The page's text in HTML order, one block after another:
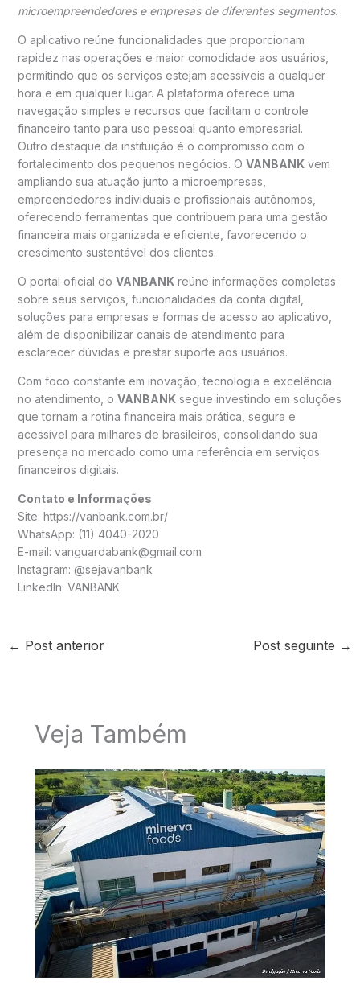
microempreendedores e empresas de diferentes segmentos.
O aplicativo reúne funcionalidades que proporcionam
rapidez nas operações e maior comodidade aos usuários,
permitindo que os serviços estejam acessíveis a qualquer
hora e em qualquer lugar. A plataforma oferece uma
navegação simples e recursos que facilitam o controle
financeiro tanto para uso pessoal quanto empresarial.
Outro destaque da instituição é o compromisso com o
fortalecimento dos pequenos negócios. O VANBANKvem
ampliando sua atuação junto a microempresas,
empreendedores individuais e profissionais autônomos,
oferecendo ferramentas que contribuem para uma gestão
financeira mais organizada e eficiente, favorecendo o
crescimento sustentável dos clientes.
O portal oficial do VANBANKreúne informações completas
sobre seus serviços, funcionalidades da conta digital,
soluções para empresas e formas de acesso ao aplicativo,
além de disponibilizar canais de atendimento para
esclarecer dúvidas e prestar suporte aos usuários.
Com foco constante em inovação, tecnologia e excelência
no atendimento, o VANBANKsegue investindo em soluções
que tornam a rotina financeira mais prática, segura e
acessível para milhares de brasileiros, consolidando sua
presença no mercado como uma referência em serviços
financeiros digitais.
Contato e Informações
Site: https://vanbank.com.br/
WhatsApp: (11) 4040-2020
E-mail: vanguardabank@gmail.com
Instagram: @sejavanbank
LinkedIn: VANBANK
← Post anterior Post seguinte →
Veja Também